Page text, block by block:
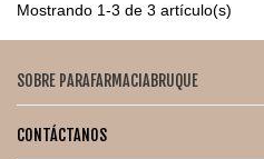
Mostrando 1-3 de 3 artículo(s)
SOBRE PARAFARMACIABRUQUE
CONTÁCTANOS